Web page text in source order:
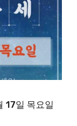
17일 목요일